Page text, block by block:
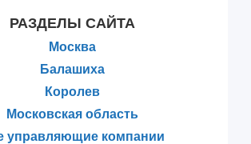
РАЗДЕЛЫ САЙТА
Москва
Балашиха
Королев
Московская область
управляющие компании